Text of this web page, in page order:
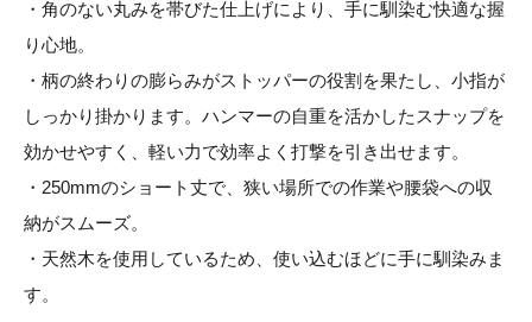
・角のない丸みを帯びた仕上げにより、手に馴染む快適な握
り心地。
・柄の終わりの膨らみがストッパーの役割を果たし、小指が
しっかり掛かります。ハンマーの自重を活かしたスナップを
効かせやすく、軽い力で効率よく打撃を引き出せます。
・250mmのショート丈で、狭い場所での作業や腰袋への収
納がスムーズ。
・天然木を使用しているため、使い込むほどに手に馴染みま
す。